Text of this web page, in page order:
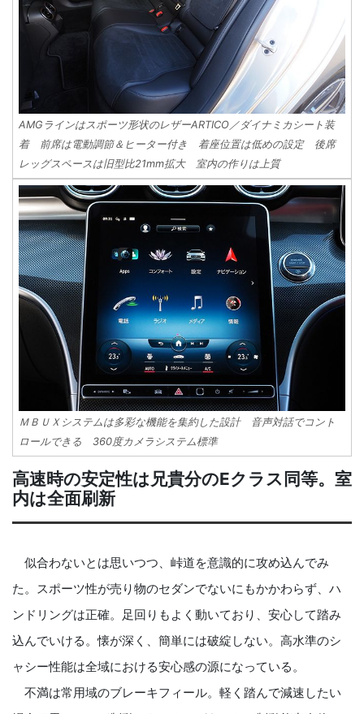
AMGラインはスポーツ形状のレザーARTICO／ダイナミカシート装
着 前席は電動調節＆ヒーター付き 着座位置は低めの設定 後席
レッグスペースは旧型比21mm拡大 室内の作りは上質
ＭＢＵＸシステムは多彩な機能を集約した設計 音声対話でコント
ロールできる 360度カメラシステム標準
高速時の安定性は兄貴分のEクラス同等。室
内は全面刷新
似合わないとは思いつつ、峠道を意識的に攻め込んでみ
た。スポーツ性が売り物のセダンでないにもかかわらず、ハ
ンドリングは正確。足回りもよく動いており、安心して踏み
込んでいける。懐が深く、簡単には破綻しない。高水準のシ
ャシー性能は全域における安心感の源になっている。
不満は常用域のブレーキフィール。軽く踏んで減速したい